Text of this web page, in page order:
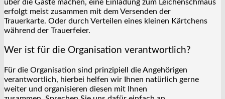
über die Gäste machen, eine Einladung zum Leichenschmaus
erfolgt meist zusammen mit dem Versenden der
Trauerkarte. Oder durch Verteilen eines kleinen Kärtchens
während der Trauerfeier.
Wer ist für die Organisation verantwortlich?
Für die Organisation sind prinzipiell die Angehörigen
verantwortlich, hierbei helfen wir Ihnen natürlich gerne
weiter und organisieren diesen mit Ihnen